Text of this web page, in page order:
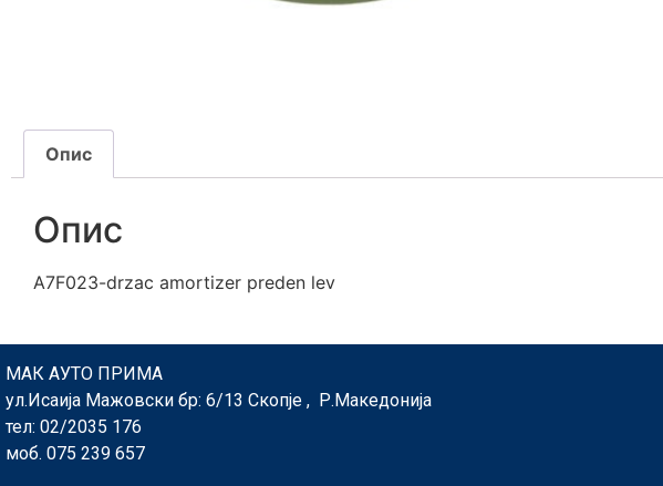
Опис
Опис
A7F023-drzac amortizer preden lev
МАК АУТО ПРИМА
ул.Исаија Мажовски бр: 6/13 Скопје , Р.Македонија
тел: 02/2035 176
моб. 075 239 657